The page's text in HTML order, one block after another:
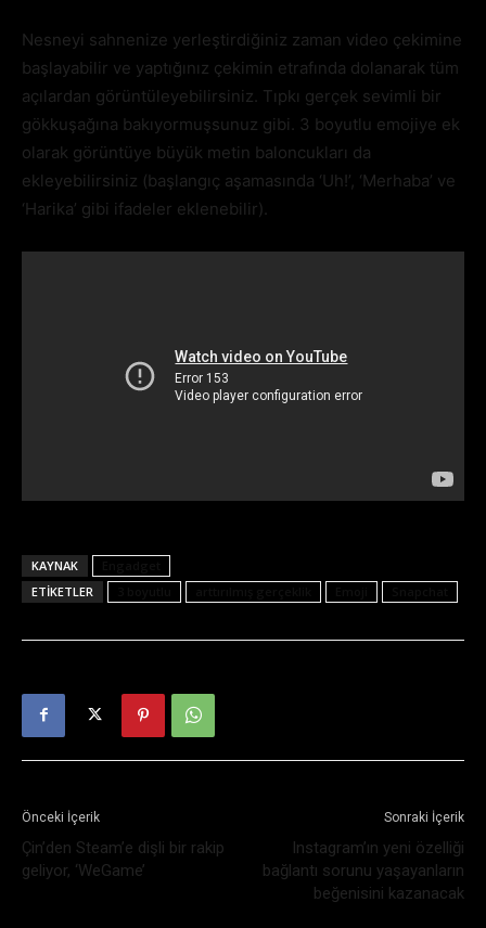
Nesneyi sahnenize yerleştirdiğiniz zaman video çekimine
başlayabilir ve yaptığınız çekimin etrafında dolanarak tüm
açılardan görüntüleyebilirsiniz. Tıpkı gerçek sevimli bir
gökkuşağına bakıyormuşsunuz gibi. 3 boyutlu emojiye ek
olarak görüntüye büyük metin baloncukları da
ekleyebilirsiniz (başlangıç aşamasında ‘Uh!’, ‘Merhaba’ ve
‘Harika’ gibi ifadeler eklenebilir).
KAYNAK
ETIKETLER
Önceki İçerik
Çin’den Steam’e dişli bir rakip
geliyor, ‘WeGame’
Sonraki İçerik
Instagram’ın yeni özelliği
bağlantı sorunu yaşayanların
beğenisini kazanacak